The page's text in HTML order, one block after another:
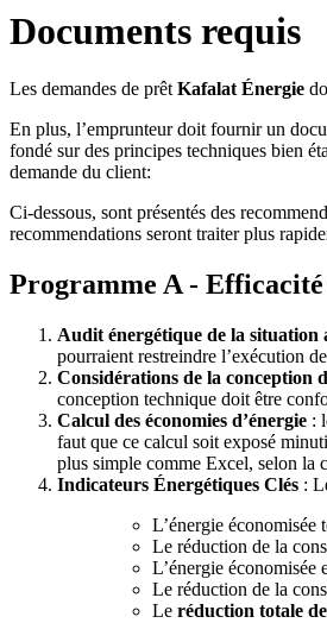
Documents requis
Les demandes de prêtKafalat Énergie
En plus, l’emprunteur doit fournir un
fondé sur des principes techniques bien
demande du client:
Ci-dessous, sont présentés des
recommendations seront traiter plus
Programme A -
Audit énergétique de la situation
pourraient restreindre l’exécution
Considérations de la conception
conception technique doit être
Calcul des économies d’énergie :
faut que ce calcul soit exposé
plus simple comme Excel, selon la
Indicateurs Énergétiques Clés :
L’énergie économisée
Le réduction de la
L’énergie économisée
Le réduction de la
Le réduction totale